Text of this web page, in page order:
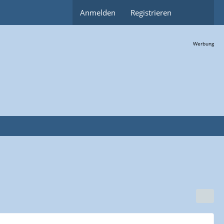
Anmelden Registrieren
Werbung